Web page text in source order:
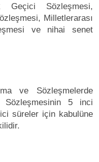
Geçici Sözleşmesi,
Milletlerarası
ve nihai senet
ve Sözleşmelerde
Sözleşmesinin 5 inci
süreler için kabulüne